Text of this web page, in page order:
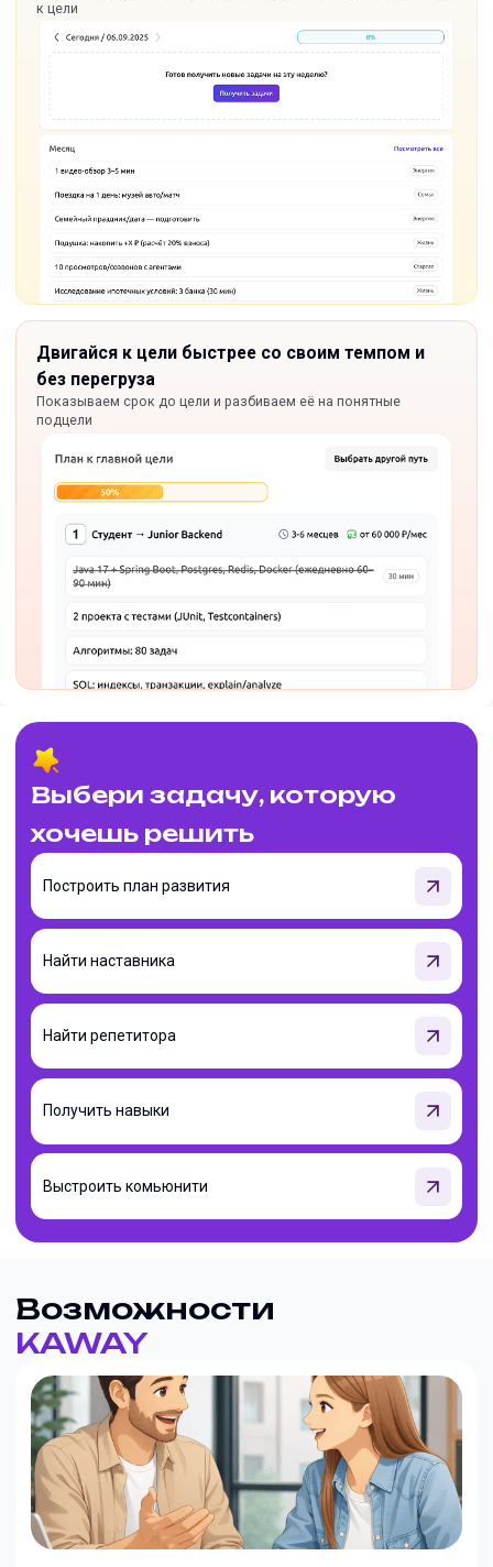
к цели
Двигайся к цели быстрее со своим темпом и
без перегруза
Показываем срок до цели и разбиваем её на понятные
подцели
Выбери задачу, которую
хочешь решить
Построить план развития
Найти наставника
Найти репетитора
Получить навыки
Выстроить комьюнити
Возможности
KAWAY